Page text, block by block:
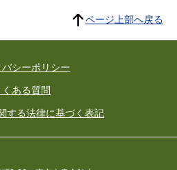
ページ上部へ戻る
バシーポリシー
くある質問
する法律に基づく表記